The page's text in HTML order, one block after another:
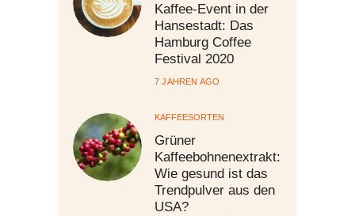
Kaffee-Event in der
Hansestadt: Das
Hamburg Coffee
Festival 2020
7 JAHREN AGO
KAFFEESORTEN
Grüner
Kaffeebohnenextrakt:
Wie gesund ist das
Trendpulver aus den
USA?